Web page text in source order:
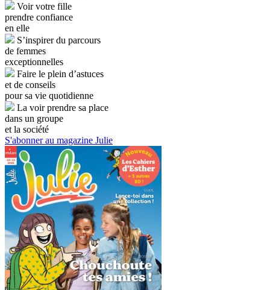
Voir votre fille
prendre confiance
en elle
S’inspirer du parcours
de femmes
exceptionnelles
Faire le plein d’astuces
et de conseils
pour sa vie quotidienne
La voir prendre sa place
dans un groupe
et la société
S'abonner au magazine Julie